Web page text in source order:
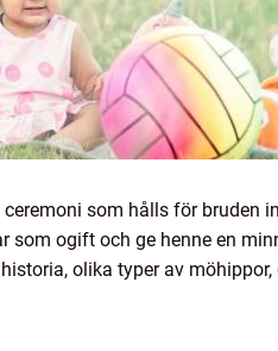
som hålls för bruden
ogift och ge henne en
olika typer av